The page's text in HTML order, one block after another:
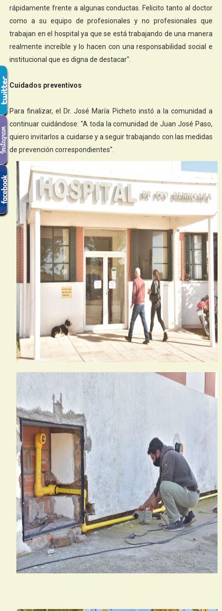
rápidamente frente a algunas conductas. Felicito tanto al doctor
como a su equipo de profesionales y no profesionales que
trabajan en el hospital ya que se está trabajando de una manera
realmente increíble y lo hacen con una responsabilidad social e
institucional que es digna de destacar".
Cuidados preventivos
Para finalizar, el Dr. José María Picheto instó a la comunidad a
continuar cuidándose: "A toda la comunidad de Juan José Paso,
quiero invitarlos a cuidarse y a seguir trabajando con las medidas
de prevención correspondientes".